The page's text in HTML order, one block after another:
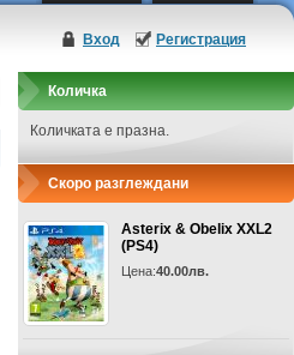
Вход Регистрация
Количка
Количката е празна.
Скоро разглеждани
Asterix & Obelix XXL2
(PS4)
Цена:40.00лв.